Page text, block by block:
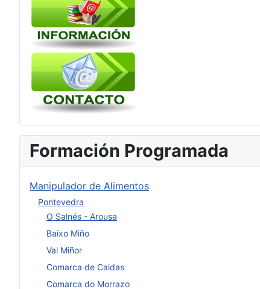
Formación Programada
Manipulador de Alimentos
Pontevedra
O Salnés - Arousa
Baixo Miño
Val Miñor
Comarca de Caldas
Comarca do Morrazo